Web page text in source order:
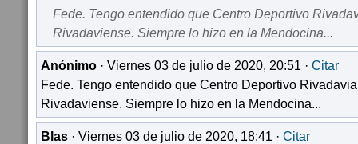
Fede. Tengo entendido que Centro Deportivo
Rivadaviense. Siempre lo hizo en la Mendocina...
Anónimo · Viernes 03 de julio de 2020, 20:51 · Citar
Fede. Tengo entendido que Centro Deportivo
Rivadaviense. Siempre lo hizo en la Mendocina...
Blas · Viernes 03 de julio de 2020, 18:41 · Citar